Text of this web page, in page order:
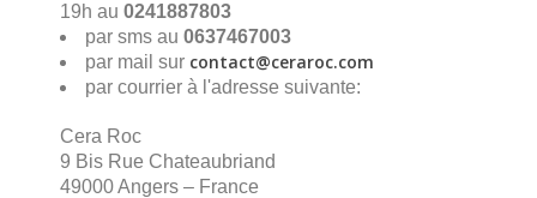
19h au 0241887803
par sms au 0637467003
par mail sur contact@ceraroc.com
par courrier à l'adresse suivante:
Cera Roc
9 Bis Rue Chateaubriand
49000 Angers – France